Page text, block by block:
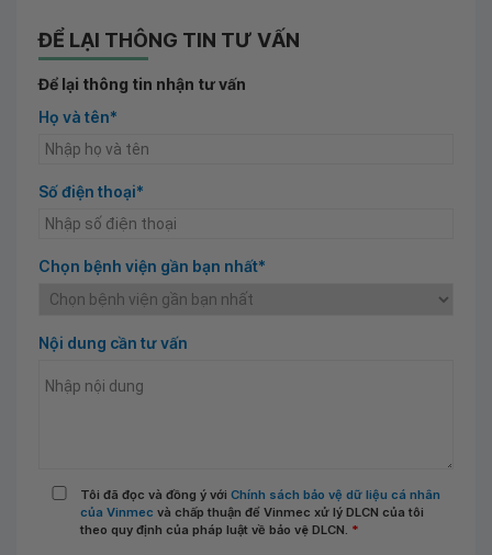
ĐỂ LẠI THÔNG TIN TƯ VẤN
Để lại thông tin nhận tư vấn
Họ và tên*
Số điện thoại*
Chọn bệnh viện gần bạn nhất*
Nội dung cần tư vấn
Tôi đã đọc và đồng ý với Chính sách bảo vệ dữ liệu cá nhân
của Vinmec và chấp thuận để Vinmec xử lý DLCN của tôi
theo quy định của pháp luật về bảo vệ DLCN. *